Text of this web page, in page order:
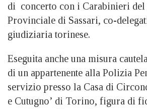
di concerto con i Carabinieri del
Provinciale di Sassari, co-
giudiziaria torinese.
Eseguita anche una misura
di un appartenente alla Polizia
servizio presso la Casa di
e Cutugno’ di Torino, figura di